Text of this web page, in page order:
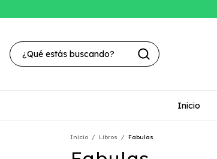
Inicio
Inicio / Libros / Fabulas